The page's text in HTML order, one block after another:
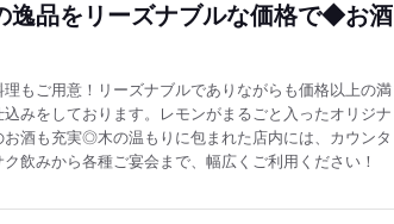
逸品をリーズナブルな価格で◆お酒
もご用意！リーズナブルでありながらも価格以上の満
みをしております。レモンがまるごと入ったオリジナ
酒も充実◎木の温もりに包まれた店内には、カウンタ
飲みから各種ご宴会まで、幅広くご利用ください！